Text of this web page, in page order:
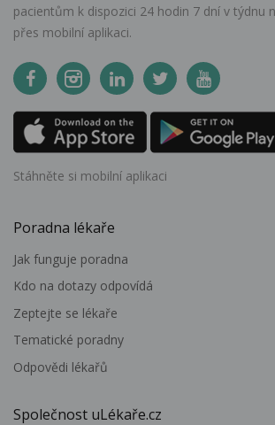
pacientům k dispozici 24 hodin 7 dní v týdnu
přes mobilní aplikaci.
Stáhněte si mobilní aplikaci
Poradna lékaře
Jak funguje poradna
Kdo na dotazy odpovídá
Zeptejte se lékaře
Tematické poradny
Odpovědi lékařů
Společnost uLékaře.cz